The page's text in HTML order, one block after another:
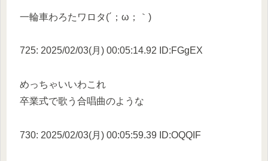
一輪車わろたワロタ(´；ω；｀)
725: 2025/02/03(月) 00:05:14.92 ID:FGgEX
めっちゃいいわこれ
卒業式で歌う合唱曲のような
730: 2025/02/03(月) 00:05:59.39 ID:OQQIF